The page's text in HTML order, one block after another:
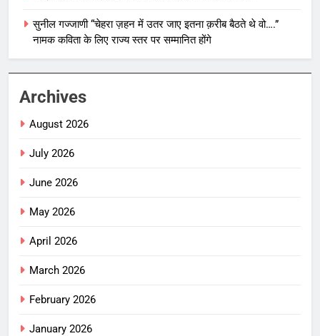
सुनील गज्जाणी “चेहरा ज़हन में उतर जाए इतना क़रीब बैठते थे वो….”
नामक कविता के लिए राज्य स्तर पर सम्मानित होंगे
Archives
August 2026
July 2026
June 2026
May 2026
April 2026
March 2026
February 2026
January 2026